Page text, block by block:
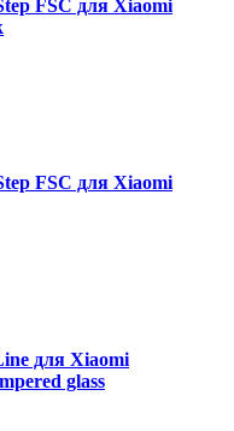
FSC для Xiaomi
FSC для Xiaomi
для Xiaomi
glass